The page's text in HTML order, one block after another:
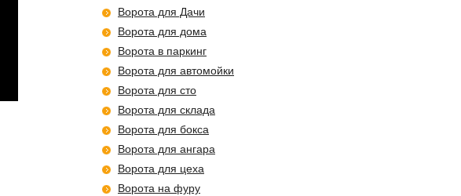
Ворота для Дачи
Ворота для дома
Ворота в паркинг
Ворота для автомойки
Ворота для сто
Ворота для склада
Ворота для бокса
Ворота для ангара
Ворота для цеха
Ворота на фуру